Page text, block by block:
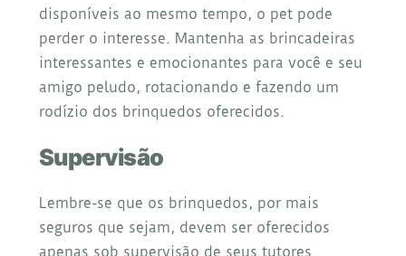
disponíveis ao mesmo tempo, o pet pode
perder o interesse. Mantenha as brincadeiras
interessantes e emocionantes para você e seu
amigo peludo, rotacionando e fazendo um
rodízio dos brinquedos oferecidos.
Supervisão
Lembre-se que os brinquedos, por mais
seguros que sejam, devem ser oferecidos
apenas sob supervisão de seus tutores.